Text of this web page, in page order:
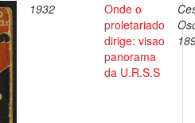
1932
Onde o
proletariado
dirige: visao
panorama
da U.R.S.S